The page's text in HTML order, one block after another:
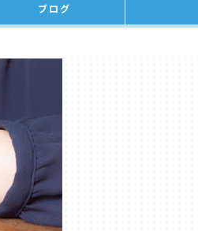
ブログ